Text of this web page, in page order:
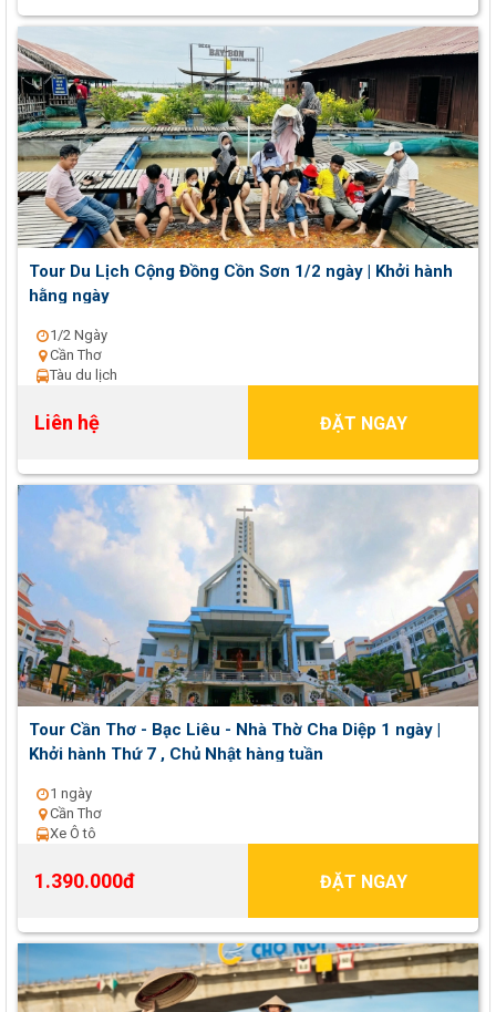
Tour Du Lịch Cộng Đồng Cồn Sơn 1/2 ngày | Khởi hành
hằng ngày
1/2 Ngày
Cần Thơ
Tàu du lịch
Liên hệ ĐẶT NGAY
Tour Cần Thơ - Bạc Liêu - Nhà Thờ Cha Diệp 1 ngày |
Khởi hành Thứ 7 , Chủ Nhật hàng tuần
1 ngày
Cần Thơ
Xe Ô tô
1.390.000đ ĐẶT NGAY